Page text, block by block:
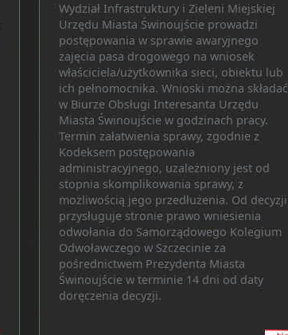
Wydział Infrastruktury i Zieleni Miejskiej
Urzędu Miasta Świnoujście prowadzi
postępowania w sprawie awaryjnego
zajęcia pasa drogowego na wniosek
właściciela/użytkownika sieci, obiektu lub
ich pełnomocnika. Wnioski można składać
w Biurze Obsługi Interesanta Urzędu
Miasta Świnoujście w godzinach pracy.
Termin załatwienia sprawy, zgodnie z
Kodeksem postępowania
administracyjnego, uzależniony jest od
stopnia skomplikowania sprawy, z
możliwością jego przedłużenia. Od decyzji
przysługuje stronie prawo wniesienia
odwołania do Samorządowego Kolegium
Odwoławczego w Szczecinie za
pośrednictwem Prezydenta Miasta
Świnoujście w terminie 14 dni od daty
doręczenia decyzji.